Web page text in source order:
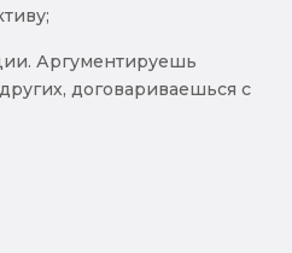
Аргументируешь
договариваешься с